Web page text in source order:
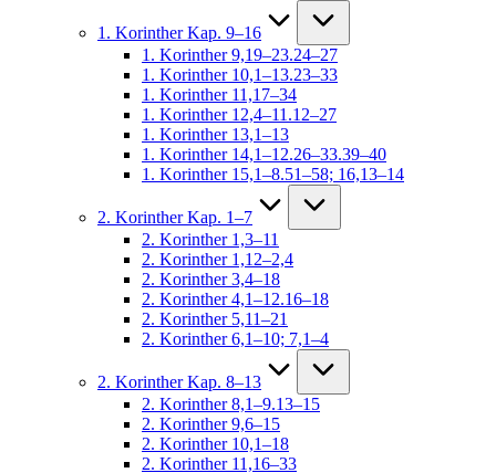
1. Korinther Kap. 9–16
1. Korinther 9,19–23.24–27
1. Korinther 10,1–13.23–33
1. Korinther 11,17–34
1. Korinther 12,4–11.12–27
1. Korinther 13,1–13
1. Korinther 14,1–12.26–33.39–40
1. Korinther 15,1–8.51–58; 16,13–14
2. Korinther Kap. 1–7
2. Korinther 1,3–11
2. Korinther 1,12–2,4
2. Korinther 3,4–18
2. Korinther 4,1–12.16–18
2. Korinther 5,11–21
2. Korinther 6,1–10; 7,1–4
2. Korinther Kap. 8–13
2. Korinther 8,1–9.13–15
2. Korinther 9,6–15
2. Korinther 10,1–18
2. Korinther 11,16–33